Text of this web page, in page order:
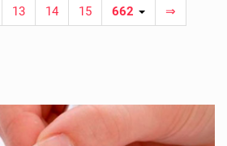
13 14 15 662
⇒